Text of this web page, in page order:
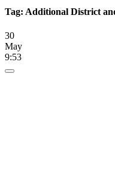
Tag: Additional District
30
May
9:53